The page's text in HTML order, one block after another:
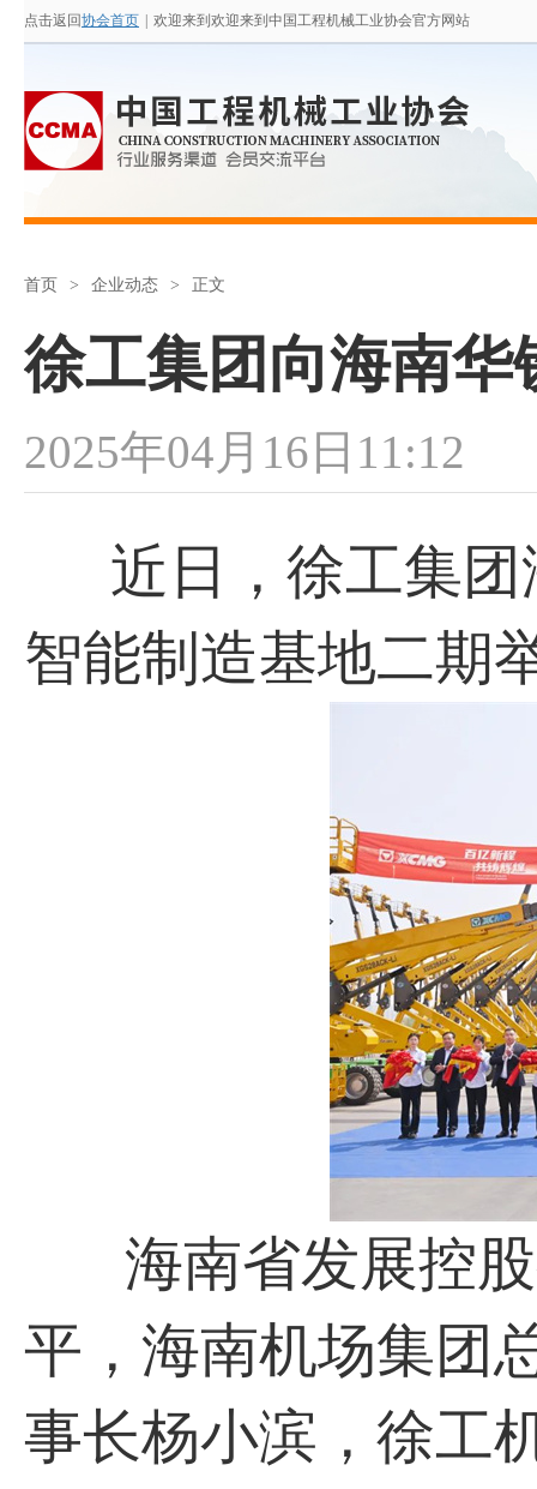
点击返回协会首页 欢迎来到欢迎来到中国工程机械工业协会官方网站
首页 > 企业动态 > 正文
徐工集团向海南
2025年04月16日11:12
近日，徐工集团
智能制造基地二期
海南省发展控股
平，海南机场集团
事长杨小滨，徐工